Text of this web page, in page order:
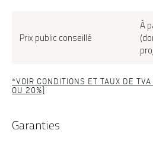
Prix public conseillé
À
*VOIR CONDITIONS ET TAUX DE
OU 20%)
Garanties